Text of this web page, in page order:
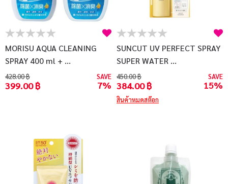
บัญชีผู้ใช้
ติดต่อเรา
รีวิว
MORISU AQUA CLEANING
SPRAY 400 ml + ...
428.00 ฿
399.00 ฿
SAVE
7%
SUNCUT UV PERFECT SPRAY
SUPER WATER ...
450.00 ฿
384.00 ฿
SAVE
15%
สินค้าหมดสต๊อก